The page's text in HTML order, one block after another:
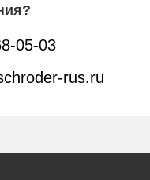
05-03
rus.ru